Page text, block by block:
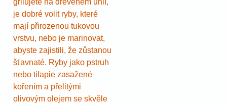
grilujete na dřevěném uhlí,
je dobré volit ryby, které
mají přirozenou tukovou
vrstvu, nebo je marinovat,
abyste zajistili, že zůstanou
šťavnaté. Ryby jako pstruh
nebo tilapie zasažené
kořením a přelitými
olivovým olejem se skvěle